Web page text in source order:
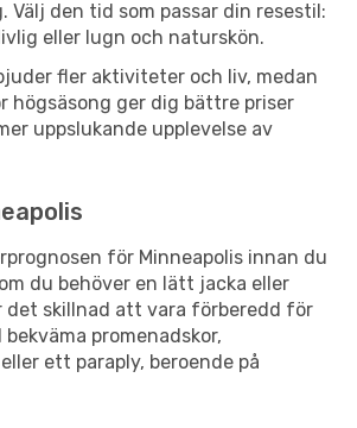
Välj den tid som passar din resestil:
eller lugn och naturskön.
fler aktiviteter och liv, medan
högsäsong ger dig bättre priser
uppslukande upplevelse av
för Minneapolis innan du
du behöver en lätt jacka eller
det skillnad att vara förberedd för
promenadskor,
ett paraply, beroende på